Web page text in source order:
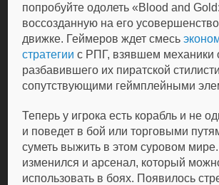
попробуйте одолеть «Blood and
воссозданную на его
движке. Геймеров ждет смесь
стратегии с РПГ, взявшем механики
разбавившего их пиратской
сопутствующими геймплейными
Теперь у игрока есть корабль и не
и поведет в бой или торговыми
суметь выжить в этом суровом
изменился и арсенал, который
использовать в боях. Появилось